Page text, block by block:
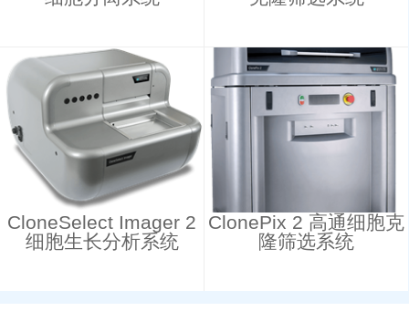
CloneSelect Imager 2
细胞生长分析系统
ClonePix 2 高通细胞克
隆筛选系统